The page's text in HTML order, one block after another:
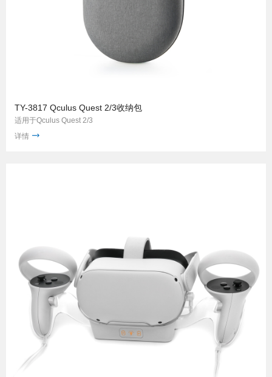
TY-3817 Qculus Quest 2/3收纳包
适用于Qculus Quest 2/3
详情